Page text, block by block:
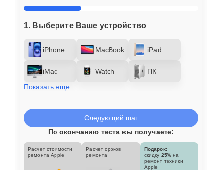
1. Выберите Ваше устройство
iPhone MacBook iPad
iMac Watch
ПК
Показать еще
Следующий шаг
По окончанию теста вы получаете:
Расчет стоимости
ремонта Apple
Расчет сроков
ремонта
Подарок:
скидку 25% на
ремонт техники
Apple